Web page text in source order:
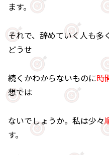
ます。
それで、辞めていく人も多
どうせ
続くかわからないものに時
想では
ないでしょうか。私は少々
す。